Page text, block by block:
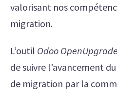
valorisant nos
migration.
L’outil Odoo
de suivre l’avancement
de migration par la